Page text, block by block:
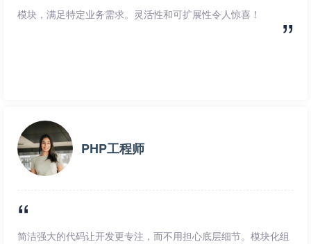
模块，满足特定业务需求。灵活性和可扩展性令人惊喜！
PHP工程师
简洁强大的代码让开发更专注，而不用担心底层细节。模块化组